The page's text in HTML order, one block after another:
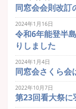
同窓会会則改訂
2024年1月16日
令和6年能登半
りしました
2024年1月4日
同窓会さくら会
2022年10月7日
第23回看大祭